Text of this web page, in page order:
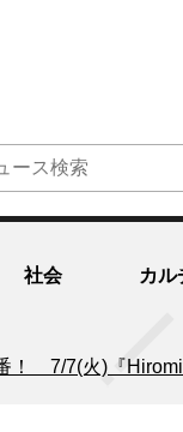
社会 カル
！ 7/7(火)『